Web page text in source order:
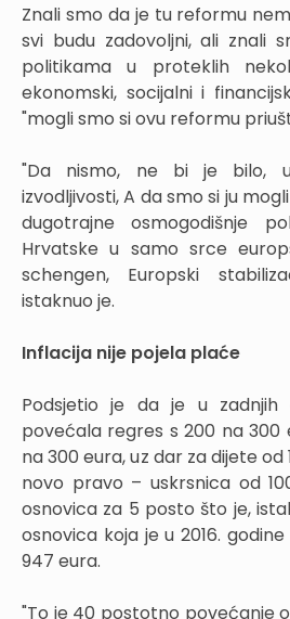
Znali smo da je tu reformu
svi budu zadovoljni, ali znali
politikama u proteklih
ekonomski, socijalni i
"mogli smo si ovu reformu
"Da nismo, ne bi je bilo, u
izvodljivosti, A da smo si ju
dugotrajne osmogodišnje
Hrvatske u samo srce
schengen, Europski
istaknuo je.
Inflacija nije pojela plaće
Podsjetio je da je u zadnjih
povećala regres s 200 na 300
na 300 eura, uz dar za dijete od
novo pravo – uskrsnica od
osnovica za 5 posto što je,
osnovica koja je u 2016.
947 eura.
"To je 40 postotno povećanje